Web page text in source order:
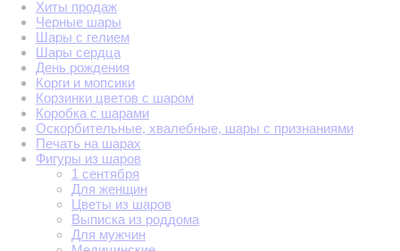
Хиты продаж
Черные шары
Шары с гелием
Шары сердца
День рождения
Корги и мопсики
Корзинки цветов с шаром
Коробка с шарами
Оскорбительные, хвалебные, шары с признаниями
Печать на шарах
Фигуры из шаров
1 сентября
Для женщин
Цветы из шаров
Выписка из роддома
Для мужчин